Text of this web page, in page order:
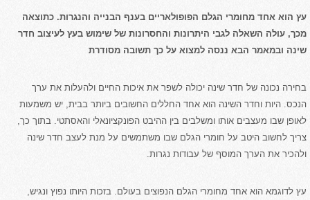
עץ הוא אחד מחומרי הגלם הפופולאריים בענף הבנייה והנגרות. כתוצאה
מכך, עולה השאלה לגבי היתרונות והחסרונות של שימוש בעץ לעיצוב חדר
שינה ובמאמר הבא ננסה למצוא על כך תשובה מסודרת
בחירה נכונה של חדר שינה יכולה לשפר את איכות החיים ולהעלות את ערך
הנכס. היות וחדר השינה הוא אחד החללים החשובים ביותר בבית, יש משמעות
לאופן שבו מעצבים אותו ומשלבים בין ההיבט הפונקציונאלי והאסתטי. בתוך כך,
צריך לחשוב היטב על חומרי הגלם שבו משתמשים על מנת לעצב חדר שינה
ולהכיר את הערך המוסף של עבודות נגרות.
עץ לדוגמא הוא אחד מחומרי הגלם הנפוצים בעולם. בזכות היותו נפוץ ונגיש,